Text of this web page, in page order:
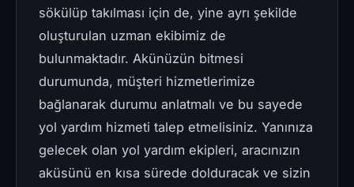
sökülüp takılması için de, yine ayrı şekilde
oluşturulan uzman ekibimiz de
bulunmaktadır. Akünüzün bitmesi
durumunda, müşteri hizmetlerimize
bağlanarak durumu anlatmalı ve bu sayede
yol yardım hizmeti talep etmelisiniz. Yanınıza
gelecek olan yol yardım ekipleri, aracınızın
aküsünü en kısa sürede dolduracak ve sizin